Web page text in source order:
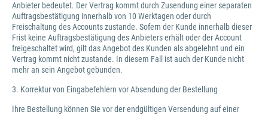
Anbieter bedeutet. Der Vertrag kommt durch Zusendung einer separaten
Auftragsbestätigung innerhalb von 10 Werktagen oder durch
Freischaltung des Accounts zustande. Sofern der Kunde innerhalb dieser
Frist keine Auftragsbestätigung des Anbieters erhält oder der Account
freigeschaltet wird, gilt das Angebot des Kunden als abgelehnt und ein
Vertrag kommt nicht zustande. In diesem Fall ist auch der Kunde nicht
mehr an sein Angebot gebunden.
3. Korrektur von Eingabefehlern vor Absendung der Bestellung
Ihre Bestellung können Sie vor der endgültigen Versendung auf einer